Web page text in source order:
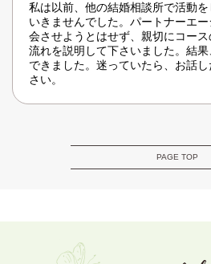
私は以前、他の結婚相談所で活動を
いきませんでした。パートナーエ
会させようとはせず、親切にコー
流れを説明して下さいました。結
できました。迷っていたら、お話
さい。
PAGE TOP